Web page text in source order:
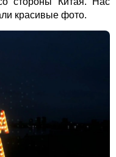
красивые фото.